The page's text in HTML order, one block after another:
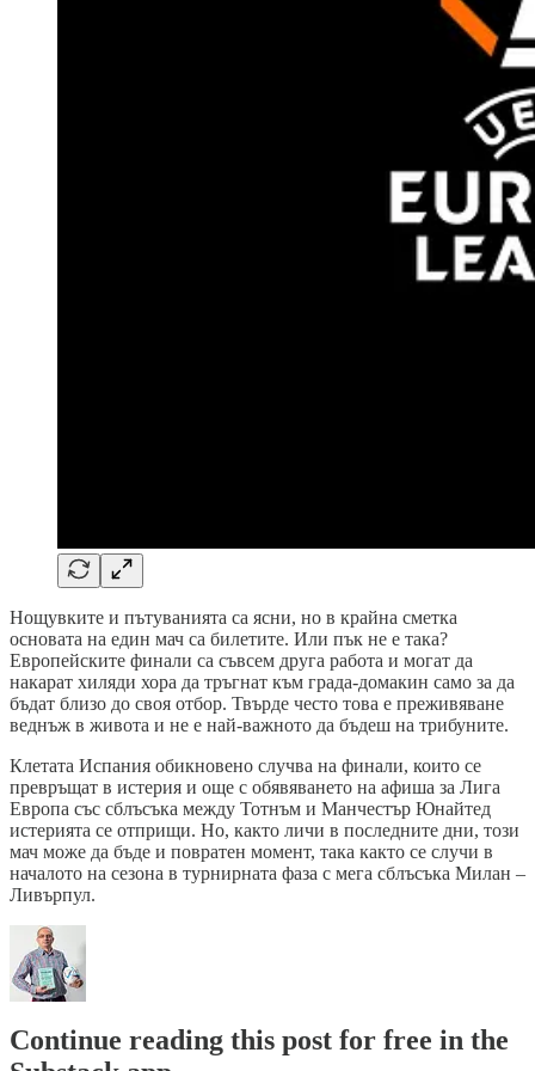
Нощувките и пътуванията са ясни, но в крайна сметка
основата на един мач са билетите. Или пък не е така?
Европейските финали са съвсем друга работа и могат да
накарат хиляди хора да тръгнат към града-домакин само за да
бъдат близо до своя отбор. Твърде често това е преживяване
веднъж в живота и не е най-важното да бъдеш на трибуните.
Клетата Испания обикновено случва на финали, които се
превръщат в истерия и още с обявяването на афиша за Лига
Европа със сблъсъка между Тотнъм и Манчестър Юнайтед
истерията се отприщи. Но, както личи в последните дни, този
мач може да бъде и повратен момент, така както се случи в
началото на сезона в турнирната фаза с мега сблъсъка Милан –
Ливърпул.
Continue reading this post for free in the